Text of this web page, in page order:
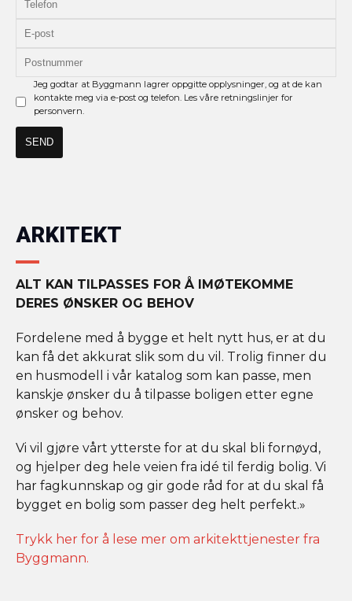
Jeg godtar at Byggmann lagrer oppgitte opplysninger, og at de kan
kontakte meg via e-post og telefon. Les våre retningslinjer for
personvern.
ARKITEKT
ALT KAN TILPASSES FOR Å IMØTEKOMME
DERES ØNSKER OG BEHOV
Fordelene med å bygge et helt nytt hus, er at du
kan få det akkurat slik som du vil. Trolig finner du
en husmodell i vår katalog som kan passe, men
kanskje ønsker du å tilpasse boligen etter egne
ønsker og behov.
Vi vil gjøre vårt ytterste for at du skal bli fornøyd,
og hjelper deg hele veien fra idé til ferdig bolig. Vi
har fagkunnskap og gir gode råd for at du skal få
bygget en bolig som passer deg helt perfekt.»
Trykk her for å lese mer om arkitekttjenester fra
Byggmann.